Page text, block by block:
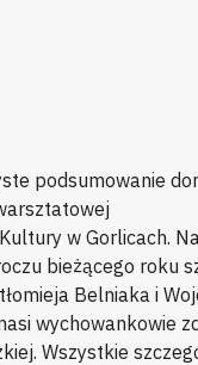
podsumowanie
w Gorlicach.
bieżącego roku
Belniaka i
wychowankowie
Wszystkie